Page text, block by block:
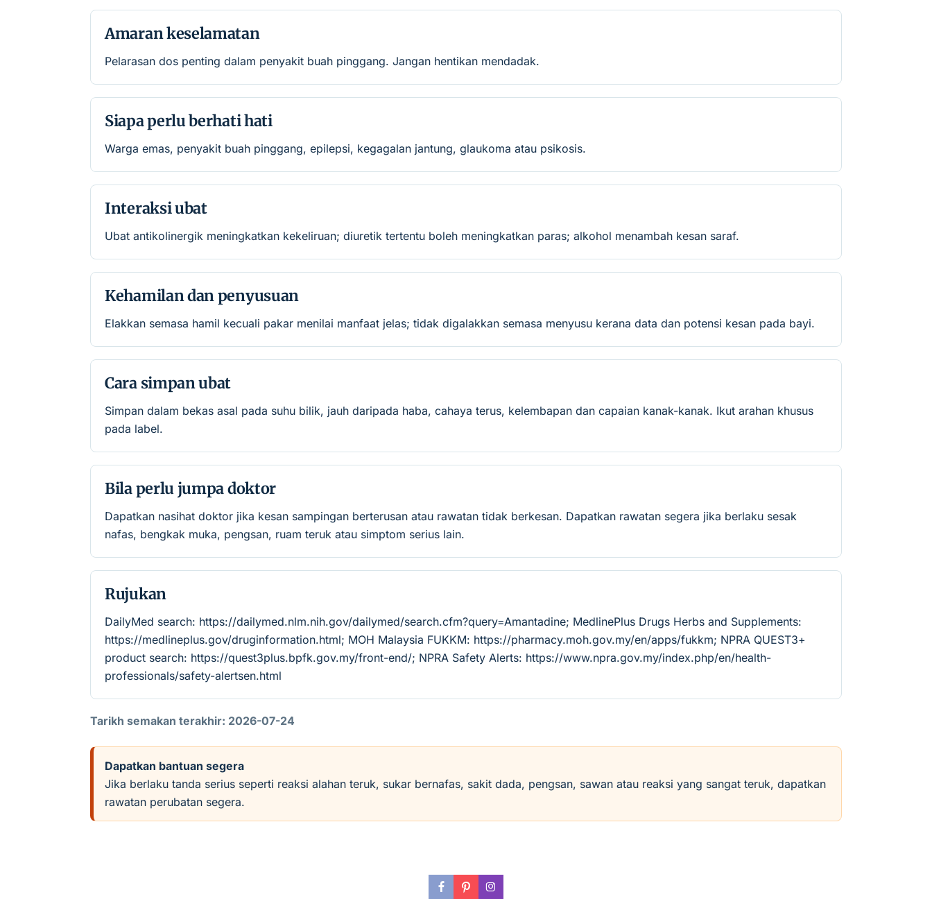
Amaran keselamatan
Pelarasan dos penting dalam penyakit buah pinggang. Jangan hentikan mendadak.
Siapa perlu berhati hati
Warga emas, penyakit buah pinggang, epilepsi, kegagalan jantung, glaukoma atau psikosis.
Interaksi ubat
Ubat antikolinergik meningkatkan kekeliruan; diuretik tertentu boleh meningkatkan paras; alkohol menambah kesan saraf.
Kehamilan dan penyusuan
Elakkan semasa hamil kecuali pakar menilai manfaat jelas; tidak digalakkan semasa menyusu kerana data dan potensi kesan pada bayi.
Cara simpan ubat
Simpan dalam bekas asal pada suhu bilik, jauh daripada haba, cahaya terus, kelembapan dan capaian kanak-kanak. Ikut arahan khusus
pada label.
Bila perlu jumpa doktor
Dapatkan nasihat doktor jika kesan sampingan berterusan atau rawatan tidak berkesan. Dapatkan rawatan segera jika berlaku sesak
nafas, bengkak muka, pengsan, ruam teruk atau simptom serius lain.
Rujukan
DailyMed search: https://dailymed.nlm.nih.gov/dailymed/search.cfm?query=Amantadine; MedlinePlus Drugs Herbs and Supplements:
https://medlineplus.gov/druginformation.html; MOH Malaysia FUKKM: https://pharmacy.moh.gov.my/en/apps/fukkm; NPRA QUEST3+
product search: https://quest3plus.bpfk.gov.my/front-end/; NPRA Safety Alerts: https://www.npra.gov.my/index.php/en/health-
professionals/safety-alertsen.html
Tarikh semakan terakhir: 2026-07-24
Dapatkan bantuan segera
Jika berlaku tanda serius seperti reaksi alahan teruk, sukar bernafas, sakit dada, pengsan, sawan atau reaksi yang sangat teruk, dapatkan
rawatan perubatan segera.